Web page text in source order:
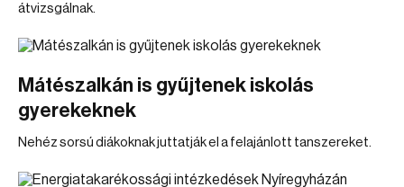
átvizsgálnak.
Mátészalkán is gyűjtenek iskolás
gyerekeknek
Nehéz sorsú diákoknak juttatják el a felajánlott tanszereket.